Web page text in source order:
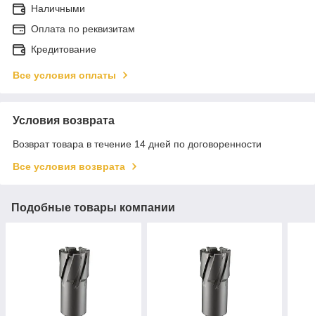
Наличными
Оплата по реквизитам
Кредитование
Все условия оплаты
Условия возврата
Возврат товара в течение 14 дней по договоренности
Все условия возврата
Подобные товары компании